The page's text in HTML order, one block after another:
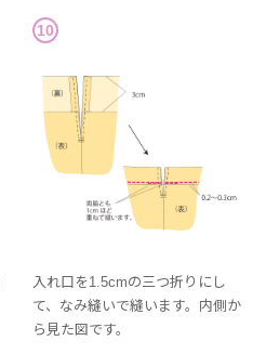
10
入れ口を1.5cmの三つ折りにし
て、なみ縫いで縫います。内側か
ら見た図です。